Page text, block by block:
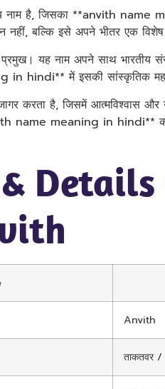
नाम है, जिसका **anvith
बल्कि इसे अपने भीतर एक विशेष
यह नाम अपने साथ भारतीय
hindi** में इसकी सांस्कृतिक
करता है, जिसमें आत्मविश्वास और
name meaning in hindi**
Details
Anvith
ताकतवर